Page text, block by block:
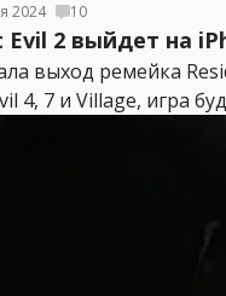
2024 10
2 выйдет на
выход ремейка
4, 7 и Village, игра